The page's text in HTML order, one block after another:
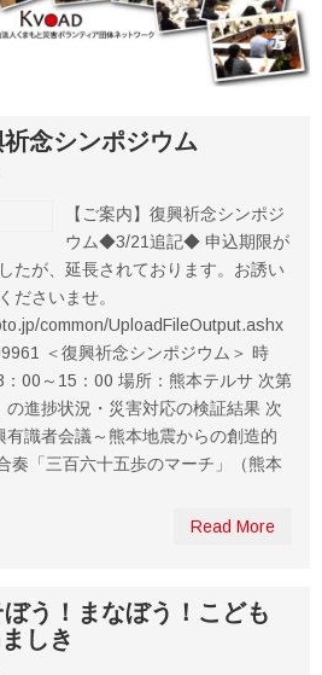
祈念シンポジウム
【ご案内】復興祈念シンポジ
ウム◆3/21追記◆ 申込期限が
たが、延長されております。お誘い
ださいませ。
common/UploadFileOutput.ashx
＜復興祈念シンポジウム＞ 時
00～15：00 場所：熊本テルサ 次第
進捗状況・災害対応の検証結果 次
識者会議～熊本地震からの創造的
「三百六十五歩のマーチ」（熊本
Read More
ぼう！まなぼう！こども
しき